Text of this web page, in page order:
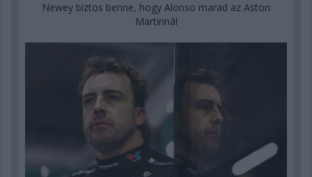
Newey biztos benne, hogy Alonso marad az Aston
Martinnál